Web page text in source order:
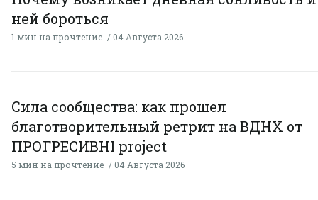
ней бороться
1 мин на прочтение 04 Августа 2026
Сила сообщества: как прошел
благотворительный ретрит на ВДНХ от
ПРОГРЕСИВНІ project
5 мин на прочтение 04 Августа 2026